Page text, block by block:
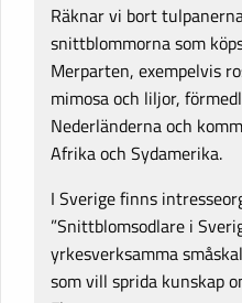
Räknar vi bort
snittblommorna som
Merparten, exempelvis
mimosa och liljor,
Nederländerna och
Afrika och Sydamerika.
I Sverige finns
”Snittblomsodlare i
yrkesverksamma
som vill sprida kunskap